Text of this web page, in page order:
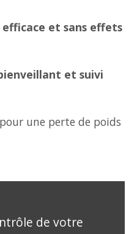
et sans effets
et suivi
pour une perte de poids
de votre